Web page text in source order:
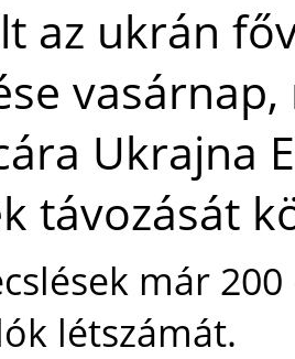
az ukrán
Ukrajna
távozását
már
létszámát.